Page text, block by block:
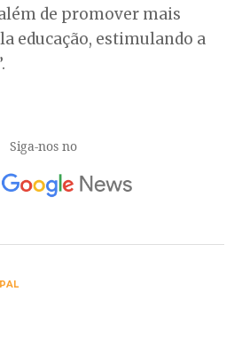
de promover mais
educação, estimulando a
Siga-nos no